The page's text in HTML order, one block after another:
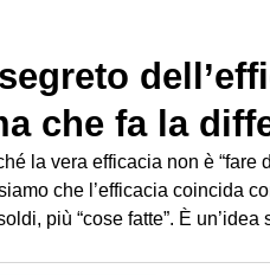
che fa la
la vera efficacia non è “fare
che l’efficacia coincida
più “cose fatte”. È